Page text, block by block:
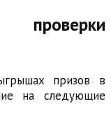
призов в
на следующие